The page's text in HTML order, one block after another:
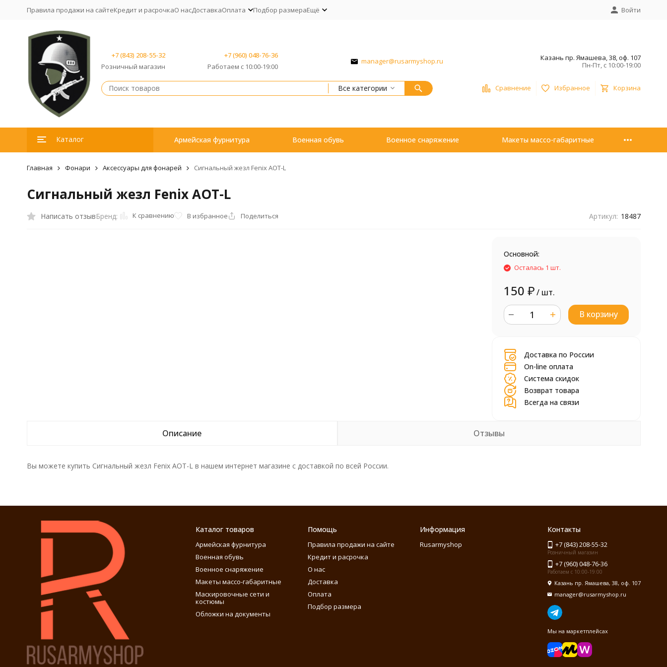
Правила продажи на сайтеКредит и расрочкаО насДоставкаОплата Подбор размераЕщё Войти
+7 (843) 208-55-32
Розничный магазин
+7 (960) 048-76-36
Работаем с 10:00-19:00
manager@rusarmyshop.ru
Казань пр. Ямашева, 38, оф. 107
Пн-Пт, с 10:00-19:00
Все категории Сравнение Избранное Корзина
Каталог Армейская фурнитура Военная обувь Военное снаряжение Макеты массо-габаритные
Главная Фонари Аксессуары для фонарей Сигнальный жезл Fenix AOT-L
Сигнальный жезл Fenix AOT-L
Написать отзывБренд: К сравнению В избранное Поделиться Артикул: 18487
Основной:
Осталась 1 шт.
150 ₽/ шт.
В корзину
Доставка по России
On-line оплата
Система скидок
Возврат товара
Всегда на связи
Описание Отзывы
Вы можете купить Сигнальный жезл Fenix AOT-L в нашем интернет магазине с доставкой по всей России.
Каталог товаров
Армейская фурнитура
Военная обувь
Военное снаряжение
Макеты массо-габаритные
Маскировочные сети и
костюмы
Обложки на документы
Помощь
Правила продажи на сайте
Кредит и расрочка
О нас
Доставка
Оплата
Подбор размера
Информация
Rusarmyshop
Контакты
+7 (843) 208-55-32
Розничный магазин
+7 (960) 048-76-36
Работаем с 10:00-19:00
Казань пр. Ямашева, 38, оф. 107
manager@rusarmyshop.ru
Мы на маркетплейсах